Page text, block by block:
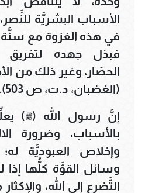
الأسباب البشريَّة
في هذه الغزوة مع سنَّة
فبذل جهده لتفريق
الحصَار، وغير ذلك من
(الغضبان، د.ت، ص 503).
إنَّ رسول الله (ﷺ)
بالأسباب، وضرورة
وإخلاص العبوديَّة
وسائل القوَّة كلُّها إذا
التَّضرع إلى الله،